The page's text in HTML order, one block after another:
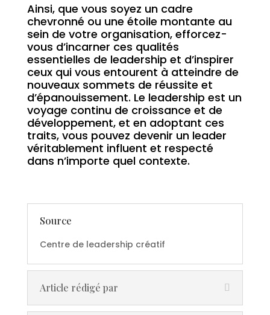
Ainsi, que vous soyez un cadre
chevronné ou une étoile montante au
sein de votre organisation, efforcez-
vous d’incarner ces qualités
essentielles de leadership et d’inspirer
ceux qui vous entourent à atteindre de
nouveaux sommets de réussite et
d’épanouissement. Le leadership est un
voyage continu de croissance et de
développement, et en adoptant ces
traits, vous pouvez devenir un leader
véritablement influent et respecté
dans n’importe quel contexte.
Source
Centre de leadership créatif
Article rédigé par